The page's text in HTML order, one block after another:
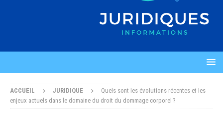
ACCUEIL JURIDIQUE
Quels sont les évolutions récentes et les
enjeux actuels dans le domaine du droit du dommage corporel ?